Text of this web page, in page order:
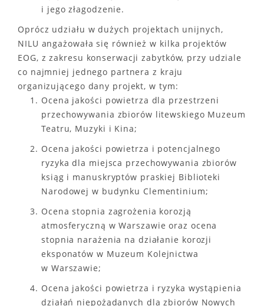
i jego złagodzenie.
Oprócz udziału w dużych projektach unijnych,
NILU angażowała się również w kilka projektów
EOG, z zakresu konserwacji zabytków, przy udziale
co najmniej jednego partnera z kraju
organizującego dany projekt, w tym:
Ocena jakości powietrza dla przestrzeni
przechowywania zbiorów litewskiego Muzeum
Teatru, Muzyki i Kina;
Ocena jakości powietrza i potencjalnego
ryzyka dla miejsca przechowywania zbiorów
ksiąg i manuskryptów praskiej Biblioteki
Narodowej w budynku Clementinium;
Ocena stopnia zagrożenia korozją
atmosferyczną w Warszawie oraz ocena
stopnia narażenia na działanie korozji
eksponatów w Muzeum Kolejnictwa
w Warszawie;
Ocena jakości powietrza i ryzyka wystąpienia
działań niepożądanych dla zbiorów Nowych